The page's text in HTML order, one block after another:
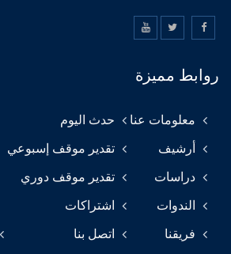
روابط مميزة
معلومات عنا
أرشيف
دراسات
الندوات
فريقنا
حدث اليوم
تقدير موقف إسبوعي
تقدير موقف دوري
اشتراكات
اتصل بنا